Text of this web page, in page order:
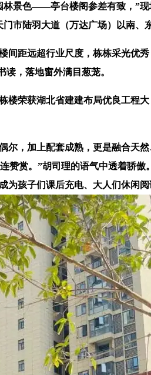
景色——亭台楼阁参差有致，”
陆羽大道（万达广场）以南、
远超行业尺度，栋栋采光优秀
，落地窗外满目葱茏。
荣获湖北省建建布局优良工程
，加上配套成熟，更是融合天
赞赏。”胡司理的语气中透着骄
为孩子们课后充电、大人们休闲